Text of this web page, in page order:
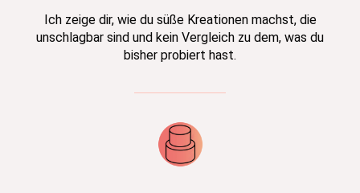
Ich zeige dir, wie du süße Kreationen machst, die
unschlagbar sind und kein Vergleich zu dem, was du
bisher probiert hast.